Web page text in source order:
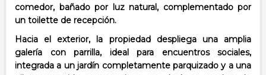
comedor, bañado por luz natural, complementado por
un toilette de recepción.
Hacia el exterior, la propiedad despliega una amplia
galería con parrilla, ideal para encuentros sociales,
integrada a un jardín completamente parquizado y a una